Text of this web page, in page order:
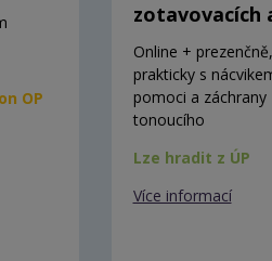
OP
zotavovacích
Online + prezenčně,
prakticky s
pomoci a záchrany
tonoucího
Lze hradit z ÚP
Více informací